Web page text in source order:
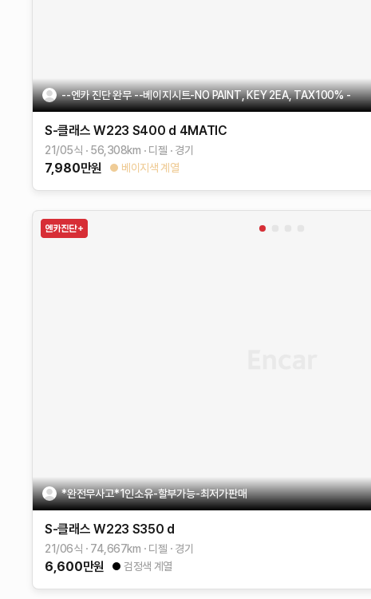
--엔카 진단 완무 --베이지시트-NO PAINT, KEY 2EA, TAX100% -
S-클래스 W223 S400 d 4MATIC
21/05식 56,308km 디젤 경기
7,980만원 베이지색 계열
*완전무사고*1인소유-할부가능-최저가판매
S-클래스 W223 S350 d
21/06식 74,667km 디젤 경기
6,600만원 검정색 계열